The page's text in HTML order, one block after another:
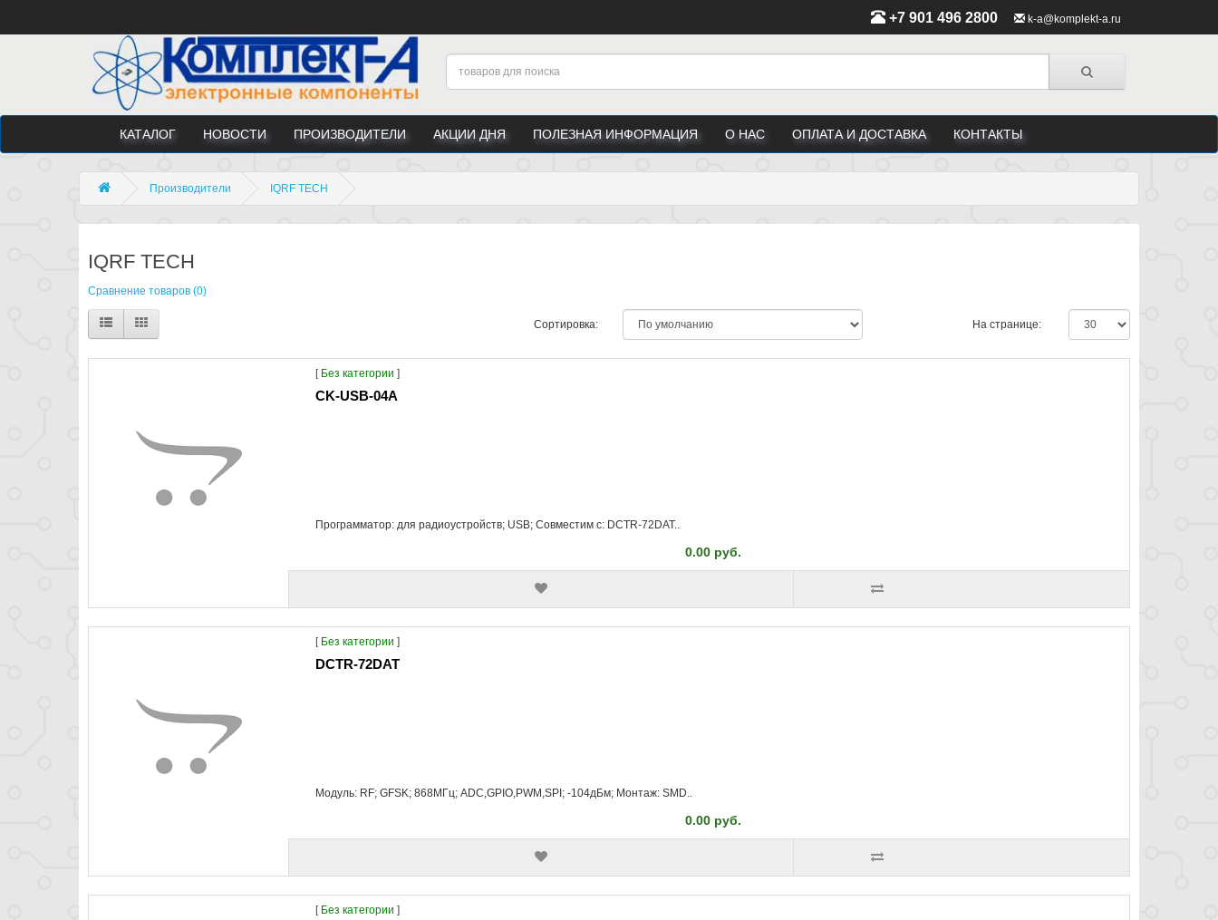
+7 901 496 2800 k-a@komplekt-a.ru
КАТАЛОГ НОВОСТИ ПРОИЗВОДИТЕЛИ АКЦИИ ДНЯ ПОЛЕЗНАЯ ИНФОРМАЦИЯ О НАС ОПЛАТА И ДОСТАВКА КОНТАКТЫ
Производители IQRF TECH
IQRF TECH
Сравнение товаров (0)
Сортировка: На странице:
[ Без категории ]
CK-USB-04A
Программатор: для радиоустройств; USB; Совместим с: DCTR-72DAT..
0.00 руб.
[ Без категории ]
DCTR-72DAT
Модуль: RF; GFSK; 868МГц; ADC,GPIO,PWM,SPI; -104дБм; Монтаж: SMD..
0.00 руб.
[ Без категории ]